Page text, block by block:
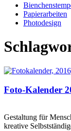
Papierarbeiten
Photodesign
Foto-Kalender
Gestaltung für
kreative